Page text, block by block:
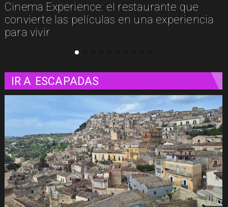
Cinema Experience: el restaurante que
convierte las películas en una experiencia
para vivir
IR A ESCAPADAS